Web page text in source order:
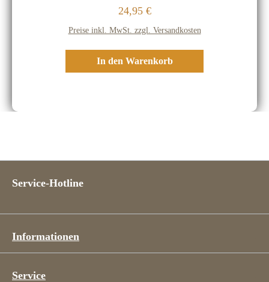
Regulärer Preis:
24,95 €
Preise inkl. MwSt. zzgl. Versandkosten
In den Warenkorb
Service-Hotline
Informationen
Service